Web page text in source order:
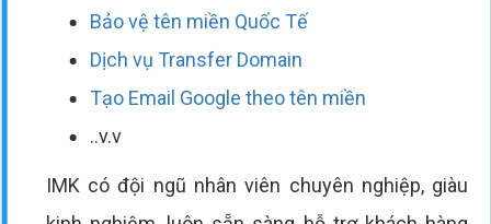
Bảo vệ tên miền Quốc Tế
Dịch vụ Transfer Domain
Tạo Email Google theo tên miền
..v.v
IMK có đội ngũ nhân viên chuyên nghiệp, giàu